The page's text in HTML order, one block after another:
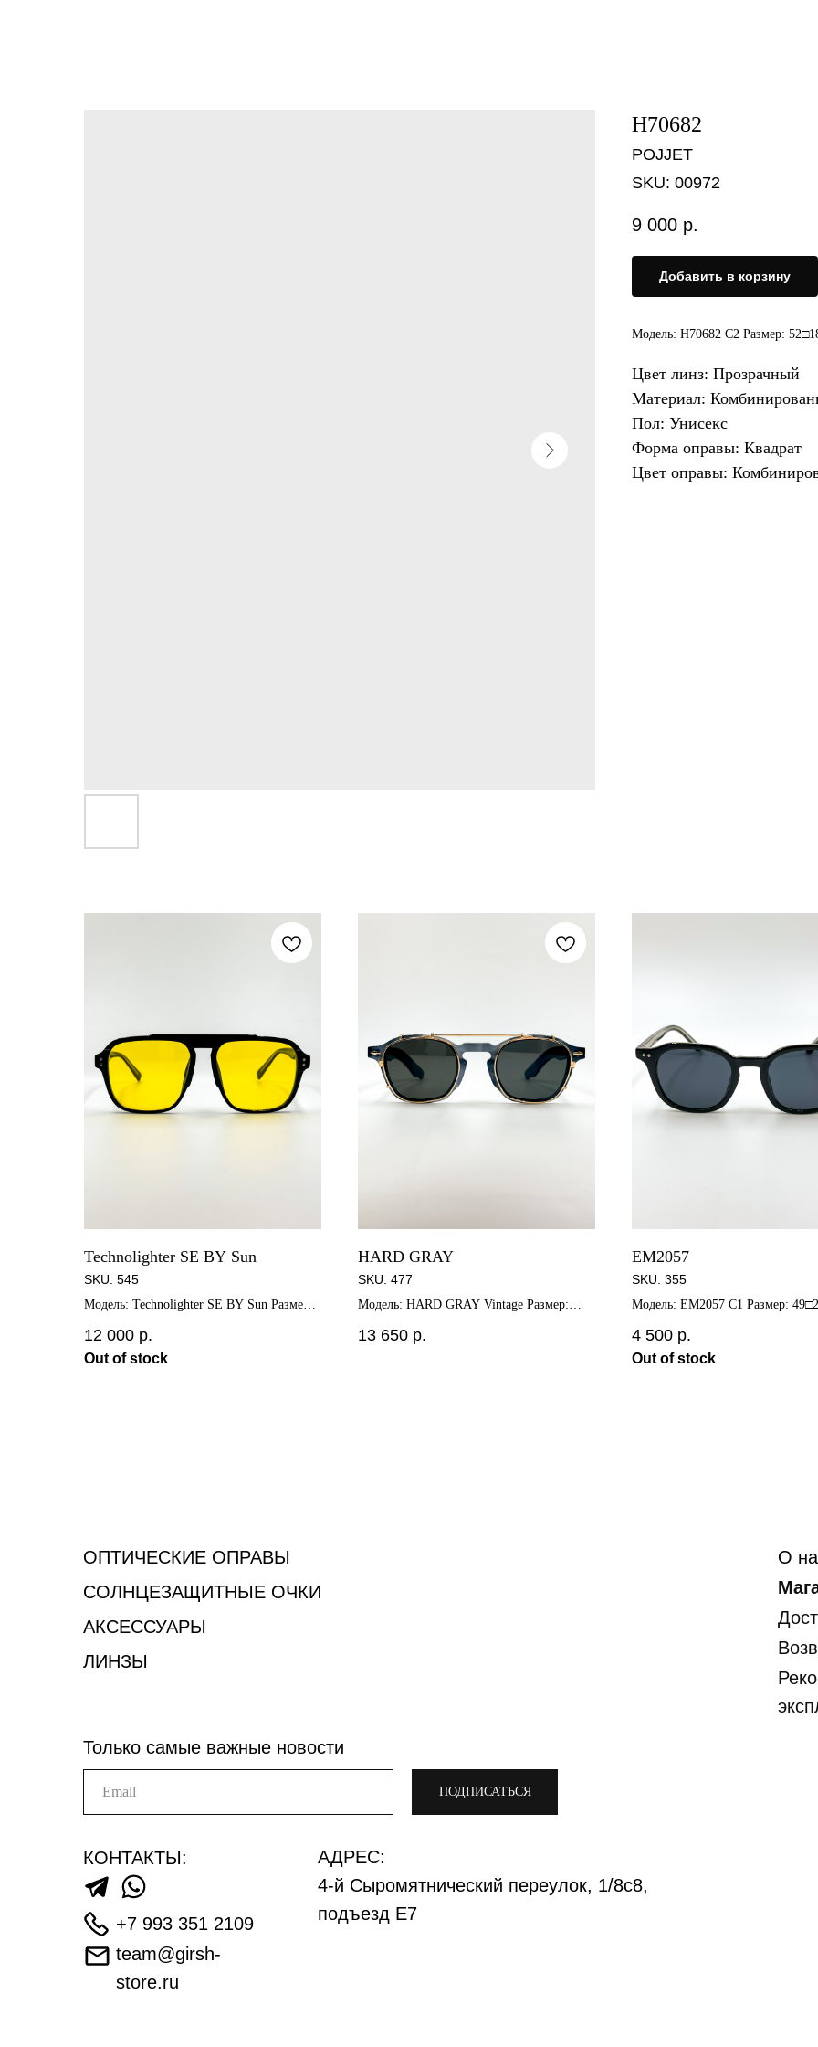
H70682
POJJET
SKU: 00972
9 000 р.
Добавить в корзину
Модель: H70682 C2 Размер:
Цвет линз: Прозрачный
Материал:
Пол: Унисекс
Форма оправы: Квадрат
Цвет оправы:
Technolighter SE BY Sun
SKU: 545
Модель: Technolighter SE BY Sun Размер:
12 000 р.
Out of stock
HARD GRAY
SKU: 477
Модель: HARD GRAY Vintage Размер:
13 650 р.
EM2057
SKU: 355
Модель: EM2057 C1 Размер:
4 500 р.
Out of stock
ОПТИЧЕСКИЕ ОПРАВЫ
СОЛНЦЕЗАЩИТНЫЕ ОЧКИ
+7 993 351 2109
Только самые важные новости
ПОДПИСАТЬСЯ
4-й Сыромятнический переулок, 1/8с8,
подъезд Е7
АДРЕС:
О
team@girsh-
store.ru
КОНТАКТЫ:
ЛИНЗЫ
АКСЕССУАРЫ